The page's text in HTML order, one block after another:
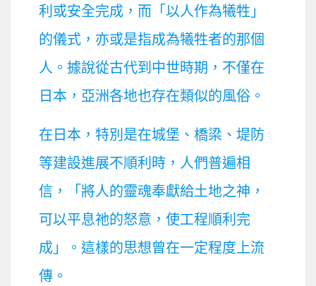
利或安全完成，而「以人作為犧牲」
的儀式，亦或是指成為犧牲者的那個
人。據說從古代到中世時期，不僅在
日本，亞洲各地也存在類似的風俗。
在日本，特別是在城堡、橋梁、堤防
等建設進展不順利時，人們普遍相
信，「將人的靈魂奉獻給土地之神，
可以平息祂的怒意，使工程順利完
成」。這樣的思想曾在一定程度上流
傳。